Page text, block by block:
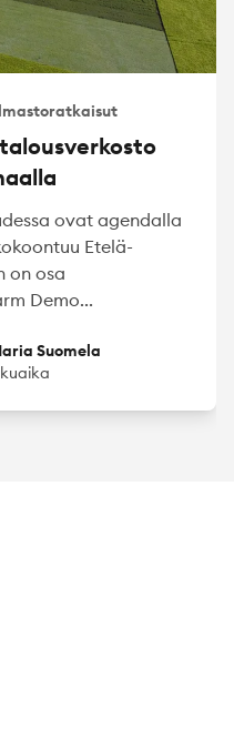
ovat agendalla
Etelä-
on osa
Demo...
Suomela